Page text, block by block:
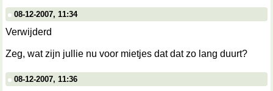
08-12-2007, 11:34
Verwijderd
Zeg, wat zijn jullie nu voor mietjes dat dat zo lang duurt?
08-12-2007, 11:36